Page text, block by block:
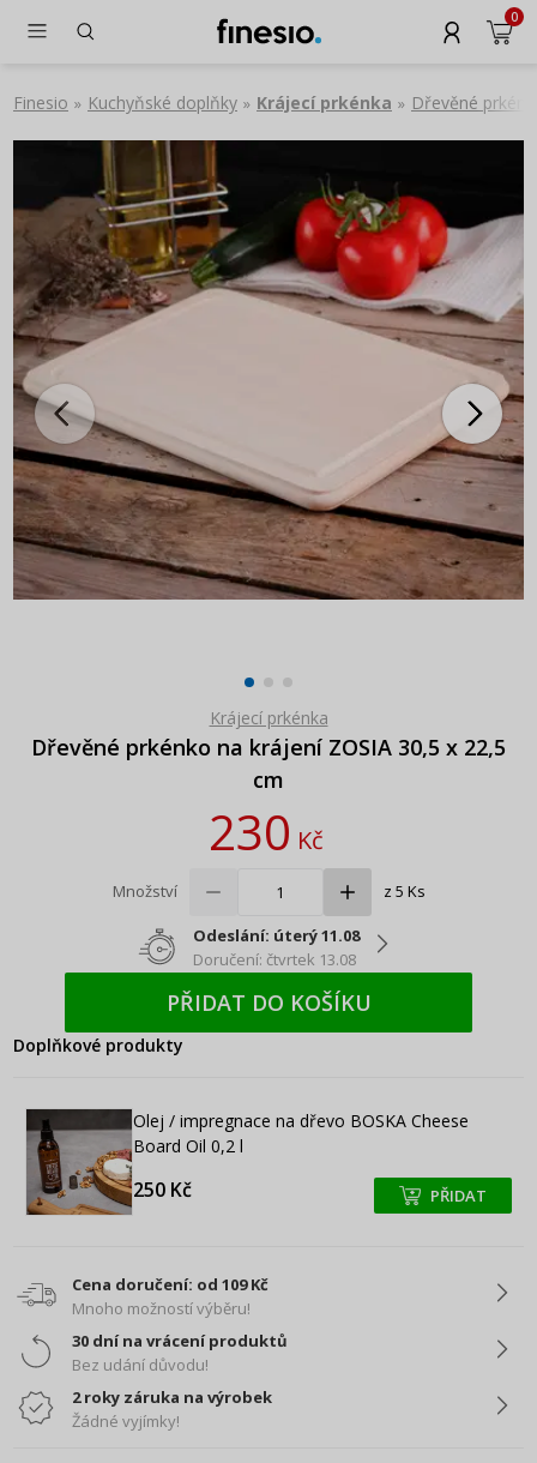
0
Finesio » Kuchyňské doplňky » Krájecí prkénka » Dřevěné
Krájecí prkénka
Dřevěné prkénko na krájení ZOSIA 30,5 x 22,5
cm
230Kč
Množství z 5 Ks
Odeslání: úterý 11.08
Doručení: čtvrtek 13.08
PŘIDAT DO KOŠÍKU
Doplňkové produkty
Olej / impregnace na dřevo BOSKA Cheese
Board Oil 0,2 l
250 Kč +
+ PŘIDAT
Cena doručení: od 109 Kč
Mnoho možností výběru!
30 dní na vrácení produktů
Bez udání důvodu!
2 roky záruka na výrobek
Žádné vyjímky!